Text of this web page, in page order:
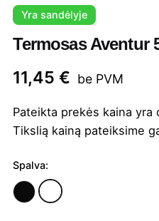
Yra sandėlyje
Termosas Aventur
11,45€ be PVM
Pateikta prekės kaina
Tikslią kainą pateiksime
Spalva: